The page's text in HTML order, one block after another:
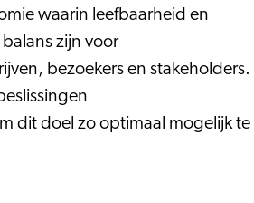
waarin leefbaarheid en
zijn voor
bezoekers en stakeholders.
dit doel zo optimaal mogelijk te